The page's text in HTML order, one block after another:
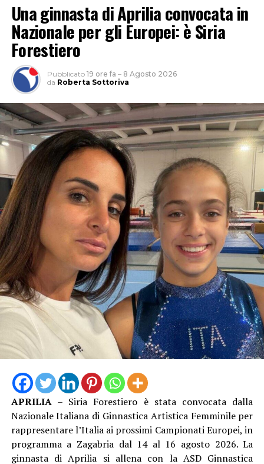
Una ginnasta di Aprilia convocata in
Nazionale per gli Europei: è Siria
Forestiero
Pubblicato 19 ore fa – 8 Agosto 2026
da Roberta Sottoriva
APRILIA– Siria Forestiero è stata convocata dalla
Nazionale Italiana di Ginnastica Artistica Femminile per
rappresentare l’Italia ai prossimi Campionati Europei, in
programma a Zagabria dal 14 al 16 agosto 2026. La
ginnasta di Aprilia si allena con la ASD Ginnastica